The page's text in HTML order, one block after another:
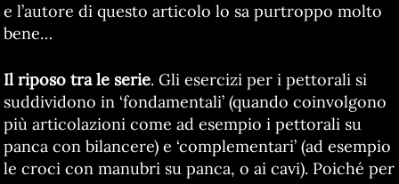
e l’autore di questo articolo lo sa purtroppo molto
bene…
Il riposo tra le serie. Gli esercizi per i pettorali si
suddividono in ‘fondamentali’ (quando coinvolgono
più articolazioni come ad esempio i pettorali su
panca con bilancere) e ‘complementari’ (ad esempio
le croci con manubri su panca, o ai cavi). Poiché per